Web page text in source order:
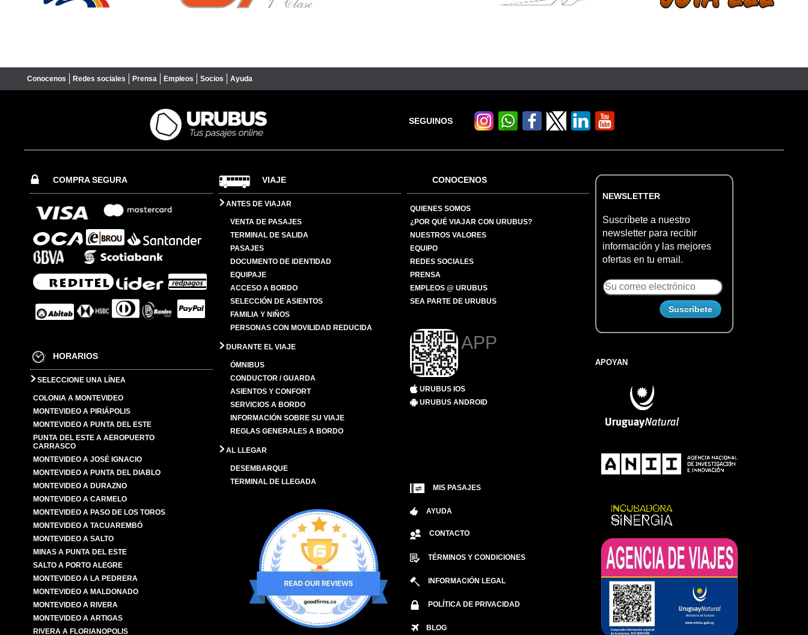
Conocenos Redes sociales Prensa Empleos Socios Ayuda
SEGUINOS
COMPRA SEGURA
HORARIOS
SELECCIONE UNA LÍNEA
COLONIA A MONTEVIDEO
MONTEVIDEO A PIRIÁPOLIS
MONTEVIDEO A PUNTA DEL ESTE
PUNTA DEL ESTE A AEROPUERTO
CARRASCO
MONTEVIDEO A JOSÉ IGNACIO
MONTEVIDEO A PUNTA DEL DIABLO
MONTEVIDEO A DURAZNO
MONTEVIDEO A CARMELO
MONTEVIDEO A PASO DE LOS TOROS
MONTEVIDEO A TACUAREMBÓ
MONTEVIDEO A SALTO
MINAS A PUNTA DEL ESTE
SALTO A PORTO ALEGRE
MONTEVIDEO A LA PEDRERA
MONTEVIDEO A MALDONADO
MONTEVIDEO A RIVERA
MONTEVIDEO A ARTIGAS
RIVERA A FLORIANOPOLIS
VIAJE
ANTES DE VIAJAR
VENTA DE PASAJES
TERMINAL DE SALIDA
PASAJES
DOCUMENTO DE IDENTIDAD
EQUIPAJE
ACCESO A BORDO
SELECCIÓN DE ASIENTOS
FAMILIA Y NIÑOS
PERSONAS CON MOVILIDAD REDUCIDA
DURANTE EL VIAJE
ÓMNIBUS
CONDUCTOR / GUARDA
ASIENTOS Y CONFORT
SERVICIOS A BORDO
INFORMACIÓN SOBRE SU VIAJE
REGLAS GENERALES A BORDO
AL LLEGAR
DESEMBARQUE
TERMINAL DE LLEGADA
CONOCENOS
QUIENES SOMOS
¿POR QUÉ VIAJAR CON URUBUS?
NUESTROS VALORES
EQUIPO
REDES SOCIALES
PRENSA
EMPLEOS @ URUBUS
SEA PARTE DE URUBUS
APP
URUBUS IOS
URUBUS ANDROID
MIS PASAJES
AYUDA
CONTACTO
TÉRMINOS Y CONDICIONES
INFORMACIÓN LEGAL
POLÍTICA DE PRIVACIDAD
BLOG
NEWSLETTER
Suscríbete a nuestro
newsletter para recibir
información y las mejores
ofertas en tu email.
APOYAN